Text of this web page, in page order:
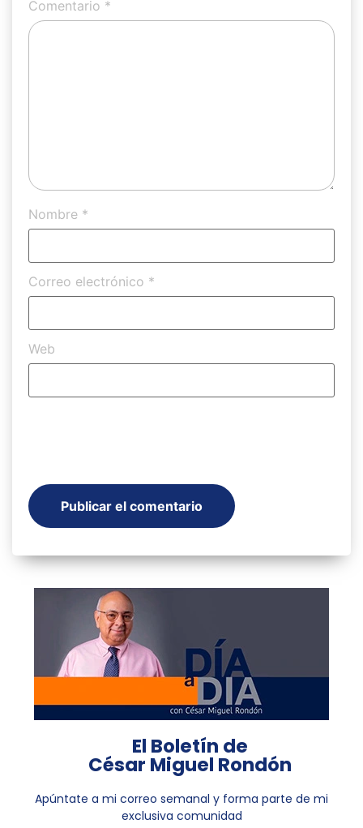
Comentario *
Nombre *
Correo electrónico *
Web
El Boletín de
César Miguel Rondón
Apúntate a mi correo semanal y forma parte de mi
exclusiva comunidad